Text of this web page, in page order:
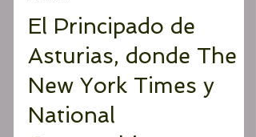
ESPAÑA
El Principado de
Asturias, donde The